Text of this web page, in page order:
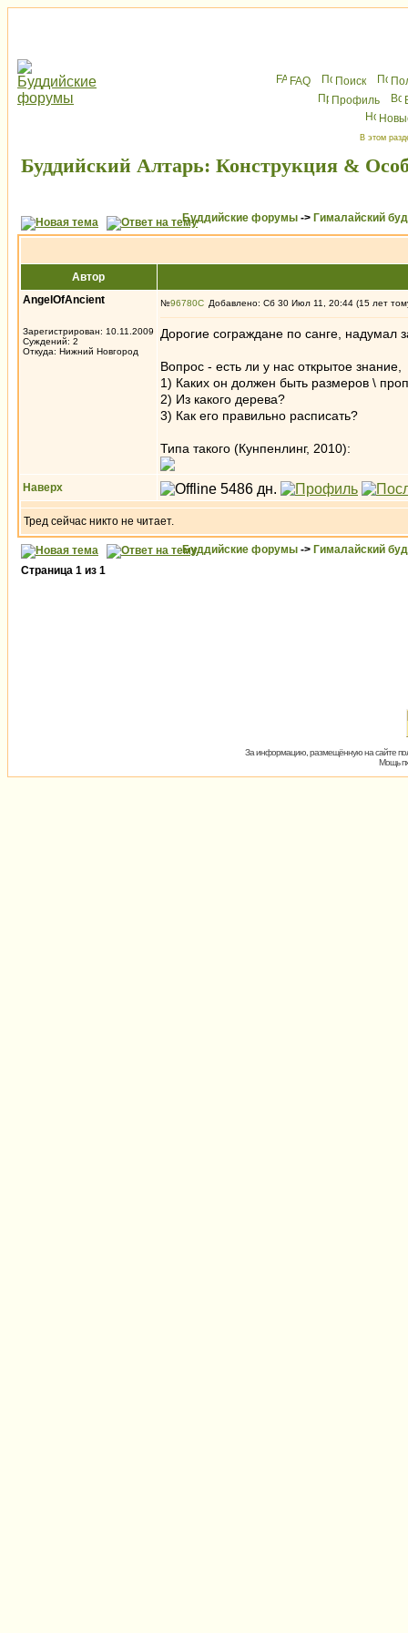
FAQ Поиск
Профиль
В этом
Буддийский Алтарь: Конструкция &
Буддийские форумы -> Гималайский
Автор
AngelOfAncient
Зарегистрирован: 10.11.2009
Суждений: 2
Откуда: Нижний Новгород
№96780 Добавлено: Сб 30 Июл 11, 20:44 (15 лет
Дорогие сограждане по санге, надумал
Вопрос - есть ли у нас открытое знание,
1) Каких он должен быть размеров \
2) Из какого дерева?
3) Как его правильно расписать?
Типа такого (Кунпенлинг, 2010):
Наверх
Тред сейчас никто не читает.
Буддийские форумы -> Гималайский
Страница 1 из 1
За информацию, размещённую на сайте
Мощь